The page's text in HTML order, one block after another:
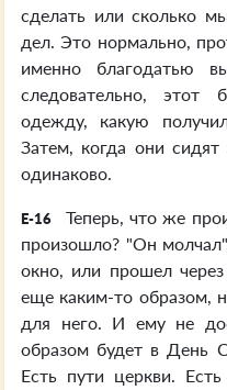
сделать или сколько
дел. Это нормально,
именно благодатью
следовательно, этот
одежду, какую
Затем, когда они
одинаково.
E-16
Теперь, что же
произошло? "Он
окно, или прошел
еще каким-то образом,
для него. И ему не
образом будет в День
Есть пути церкви.